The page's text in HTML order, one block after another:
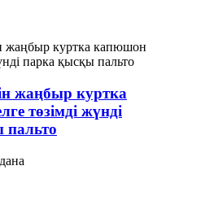
жаңбыр куртка
төзімді жүнді